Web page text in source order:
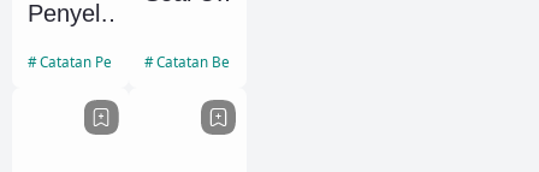
Penyele
ksamaa
Catatan Pertidaksamaan
ensi
Catatan Bentuk Akar